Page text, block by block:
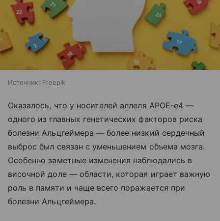
Источник: Freepik
Оказалось, что у носителей аллеля APOE-e4 —
одного из главных генетических факторов риска
болезни Альцгеймера — более низкий сердечный
выброс был связан с уменьшением объема мозга.
Особенно заметные изменения наблюдались в
височной доле — области, которая играет важную
роль в памяти и чаще всего поражается при
болезни Альцгеймера.